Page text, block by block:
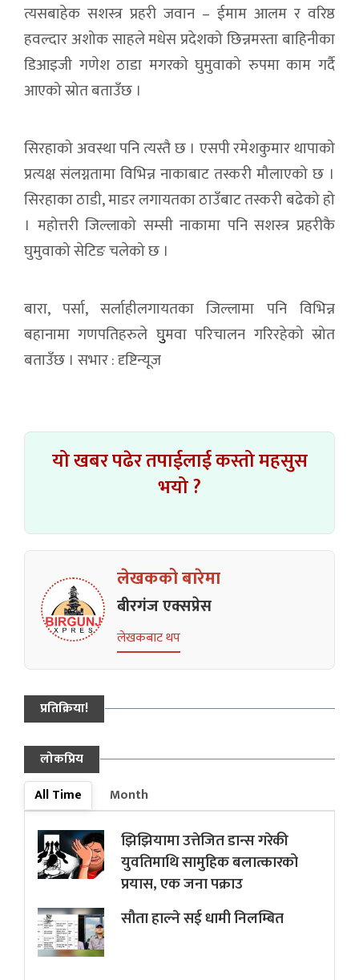
त्यसबाहेक सशस्त्र प्रहरी जवान – ईमाम आलम र वरिष्ठ
हवल्दार अशोक साहले मधेस प्रदेशको छिन्नमस्ता बाहिनीका
डिआइजी गणेश ठाडा मगरको घुमुवाको रुपमा काम गर्दै
आएको स्रोत बताउँछ ।
सिरहाको अवस्था पनि त्यस्तै छ । एसपी रमेशकुमार थापाको
प्रत्यक्ष संलग्नतामा विभिन्न नाकाबाट तस्करी मौलाएको छ ।
सिरहाका ठाडी, माडर लगायतका ठाउँबाट तस्करी बढेको हो
। महोत्तरी जिल्लाको सम्सी नाकामा पनि सशस्त्र प्रहरीकै
घुमुवाको सेटिङ चलेको छ ।
बारा, पर्सा, सर्लाहीलगायतका जिल्लामा पनि विभिन्न
बहानामा गणपतिहरुले घुुमवा परिचालन गरिरहेको स्रोत
बताउँछ । सभार : दृष्टिन्यूज
यो खबर पढेर तपाईलाई कस्तो महसुस
भयो ?
लेखकको बारेमा
बीरगंज एक्सप्रेस
लेखकबाट थप
प्रतिक्रिया!
लोकप्रिय
All Time
Month
झिझियामा उत्तेजित डान्स गरेकी
युवतिमाथि सामुहिक बलात्कारको
प्रयास, एक जना पक्राउ
सौता हाल्ने सई धामी निलम्बित